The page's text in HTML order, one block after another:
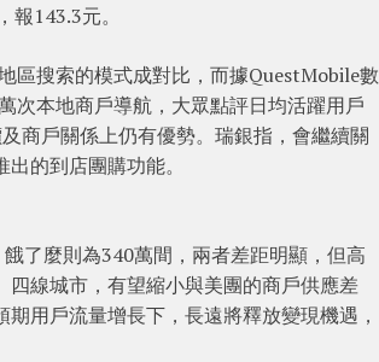
143.3元。
區搜索的模式成對比，而據QuestMobile數
次本地商戶導航，大眾點評日均活躍用戶
商戶關係上仍有優勢。瑞銀指，會繼續關
的到店團購功能。
了麼則為340萬間，兩者差距明顯，但高
線城市，有望縮小與美團的商戶供應差
用戶流量增長下，長遠將釋放變現機遇，